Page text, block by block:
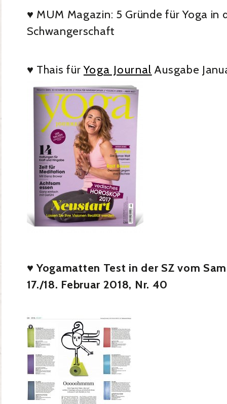
♥ MUM Magazin: 5 Gründe für Yoga in
Schwangerschaft
♥ Thais fürYoga Journal Ausgabe
♥Yogamatten Test in der SZ vom
17./18. Februar 2018, Nr. 40